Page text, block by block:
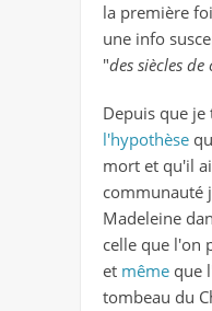
la première
une info
"des siècles
Depuis que je
l'hypothèse
mort et qu'il
communauté
Madeleine
celle que l'on
et même que
tombeau du